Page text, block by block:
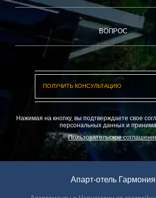
ВОПРОС
Нажимая на кнопку, вы подтверждаете свое
персональных данных и
Пользовательское
Апарт-отель Гармония